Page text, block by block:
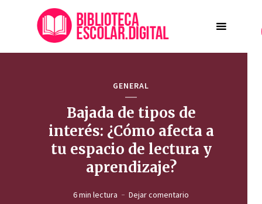
GENERAL
Bajada de tipos de
interés: ¿Cómo afecta a
tu espacio de lectura y
aprendizaje?
6 min lectura Dejar comentario